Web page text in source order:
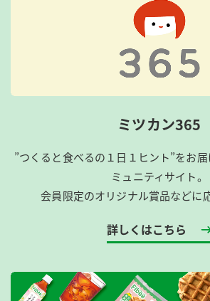
ミツカン365
”つくると食べるの１日１ヒント”をお
ミュニティサイト。
会員限定のオリジナル賞品などに
詳しくはこちら